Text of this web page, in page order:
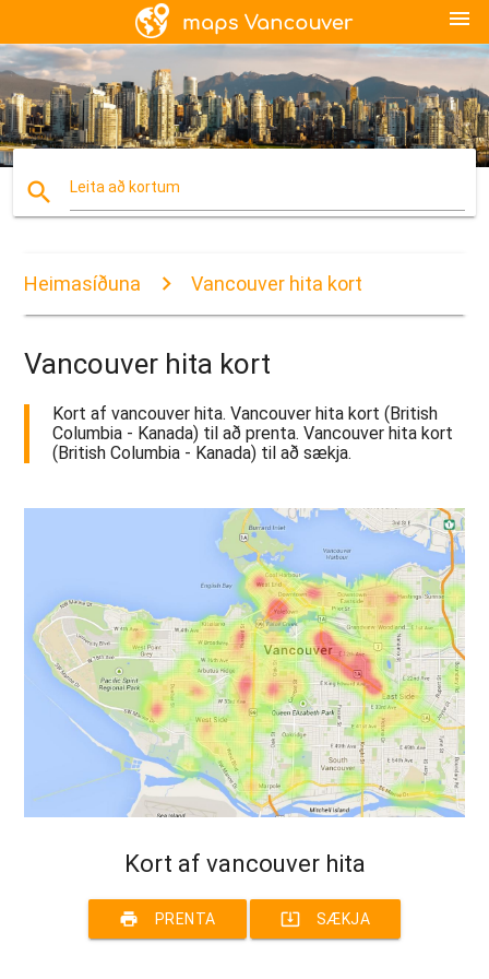
menu
search Leita að kortum
Heimasíðuna Vancouver hita kort
Vancouver hita kort
Kort af vancouver hita. Vancouver hita kort (British
Columbia - Kanada) til að prenta. Vancouver hita kort
(British Columbia - Kanada) til að sækja.
Kort af vancouver hita
print PRENTA system_update_alt SÆKJA